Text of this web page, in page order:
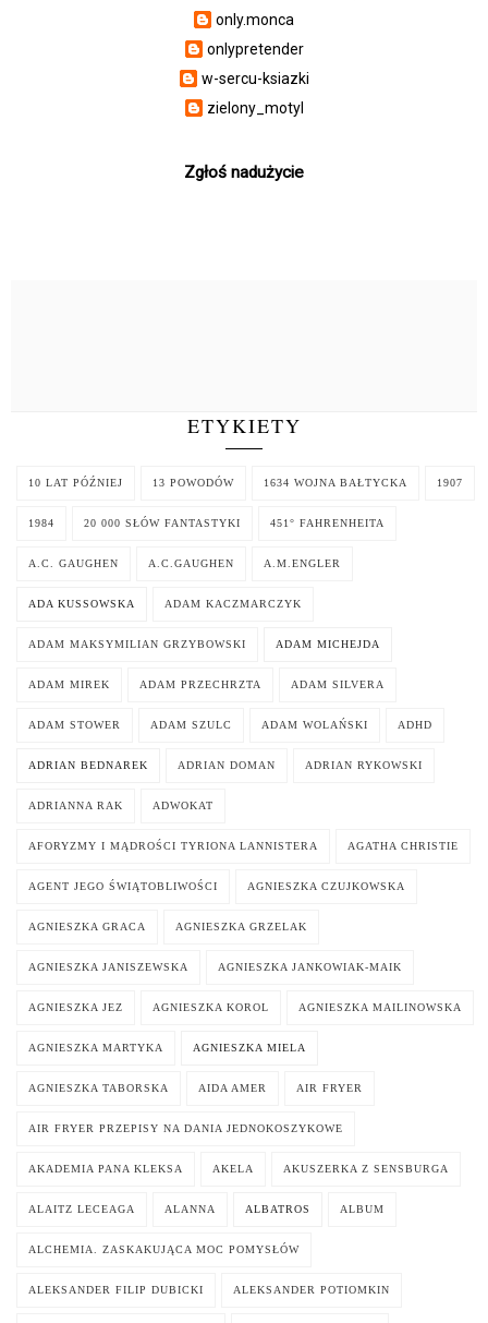
only.monca
onlypretender
w-sercu-ksiazki
zielony_motyl
Zgłoś nadużycie
ETYKIETY
10 LAT PÓŹNIEJ 13 POWODÓW 1634 WOJNA BAŁTYCKA 1907
1984 20 000 SŁÓW FANTASTYKI 451° FAHRENHEITA
A.C. GAUGHEN A.C.GAUGHEN A.M.ENGLER
ADA KUSSOWSKA ADAM KACZMARCZYK
ADAM MAKSYMILIAN GRZYBOWSKI ADAM MICHEJDA
ADAM MIREK ADAM PRZECHRZTA ADAM SILVERA
ADAM STOWER ADAM SZULC ADAM WOLAŃSKI ADHD
ADRIAN BEDNAREK ADRIAN DOMAN ADRIAN RYKOWSKI
ADRIANNA RAK ADWOKAT
AFORYZMY I MĄDROŚCI TYRIONA LANNISTERA AGATHA CHRISTIE
AGENT JEGO ŚWIĄTOBLIWOŚCI AGNIESZKA CZUJKOWSKA
AGNIESZKA GRACA AGNIESZKA GRZELAK
AGNIESZKA JANISZEWSKA AGNIESZKA JANKOWIAK-MAIK
AGNIESZKA JEZ AGNIESZKA KOROL AGNIESZKA MAILINOWSKA
AGNIESZKA MARTYKA AGNIESZKA MIELA
AGNIESZKA TABORSKA AIDA AMER AIR FRYER
AIR FRYER PRZEPISY NA DANIA JEDNOKOSZYKOWE
AKADEMIA PANA KLEKSA AKELA AKUSZERKA Z SENSBURGA
ALAITZ LECEAGA ALANNA ALBATROS ALBUM
ALCHEMIA. ZASKAKUJĄCA MOC POMYSŁÓW
ALEKSANDER FILIP DUBICKI ALEKSANDER POTIOMKIN